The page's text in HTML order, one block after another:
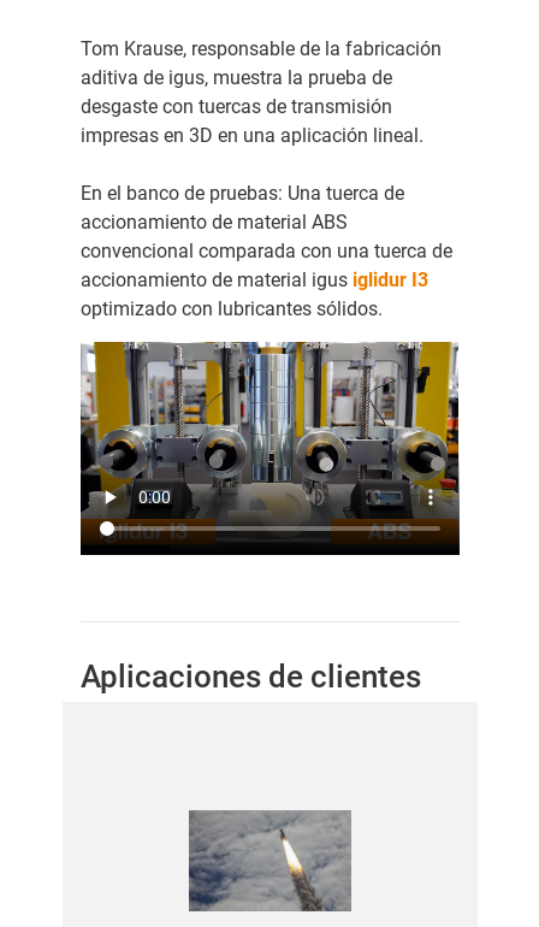
Tom Krause, responsable de la fabricación
aditiva de igus, muestra la prueba de
desgaste con tuercas de transmisión
impresas en 3D en una aplicación lineal.
En el banco de pruebas: Una tuerca de
accionamiento de material ABS
convencional comparada con una tuerca de
accionamiento de material igus iglidur I3
optimizado con lubricantes sólidos.
Aplicaciones de clientes